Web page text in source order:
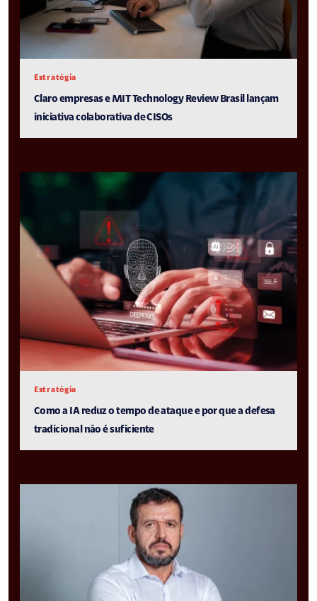
Estratégia
Claro empresas e MIT Technology Review Brasil lançam
iniciativa colaborativa de CISOs
Estratégia
Como a IA reduz o tempo de ataque e por que a defesa
tradicional não é suficiente